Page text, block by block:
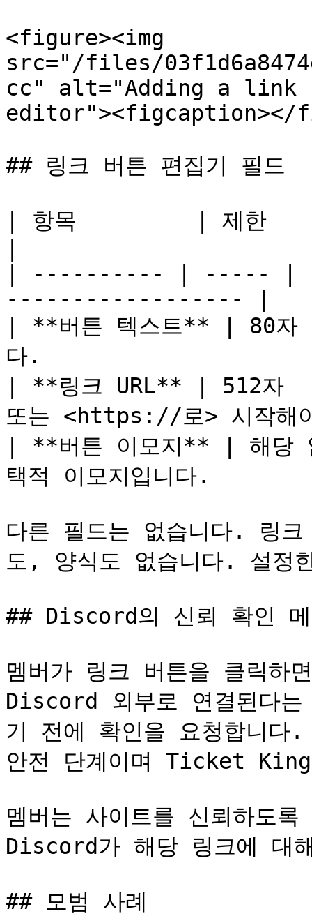
<figure><img
src="/files/
cc" alt="Adding a
editor"><figcaption></
## 링크 버튼 편집기 필드
| 항목         | 제한
| ---------- | ----- |
------------------ |
| **버튼 텍스트** | 80자
다.
| **링크 URL** | 512
또는 <https://로> 시작해
| **버튼 이모지** | 해당
택적 이모지입니다.
다른 필드는 없습니다. 링
도, 양식도 없습니다. 설정
## Discord의 신뢰 확인 메
멤버가 링크 버튼을 클릭
Discord 외부로 연결된다
기 전에 확인을 요청합니
안전 단계이며 Ticket
멤버는 사이트를 신뢰하도
Discord가 해당 링크에 대
## 모범 사례